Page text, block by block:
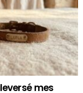
mes